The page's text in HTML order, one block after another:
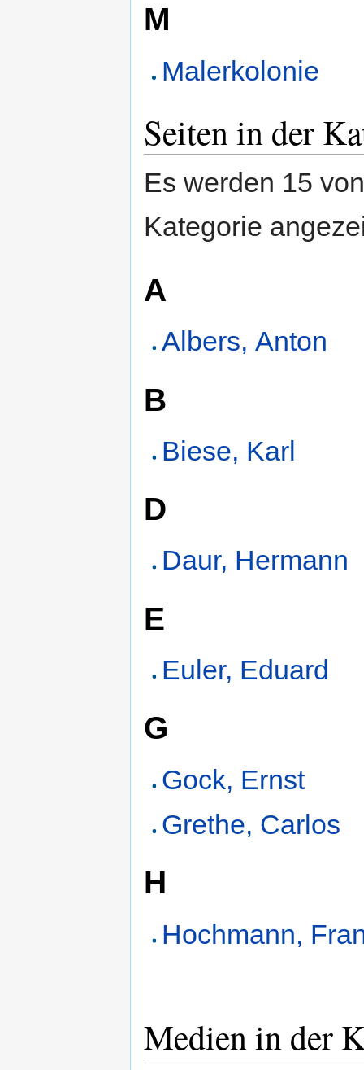
M
Malerkolonie
Seiten in der
Es werden 15
Kategorie
A
Albers, Anton
B
Biese, Karl
D
Daur, Hermann
E
Euler, Eduard
G
Gock, Ernst
Grethe, Carlos
H
Hochmann,
Medien in der